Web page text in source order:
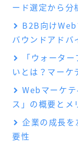
ード選定から分
B2B向け
バウンドアドバ
「ウォータ
いとは？マーケ
Webマーケ
ス」の概要とメ
企業の成長
要性